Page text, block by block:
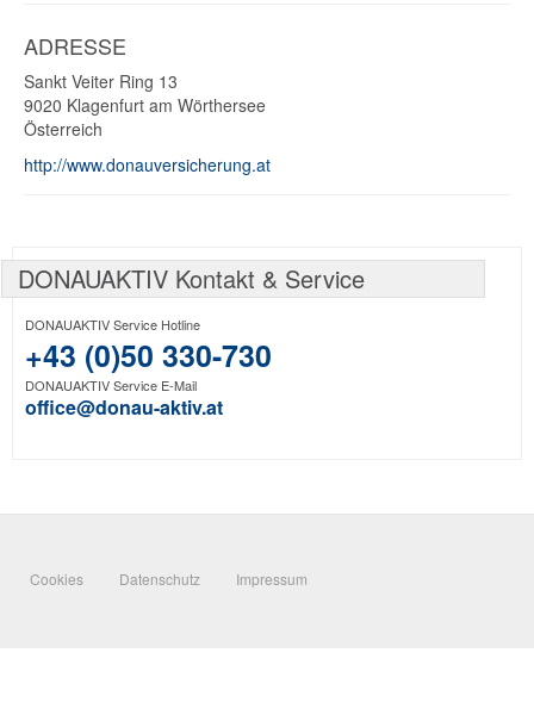
ADRESSE
Sankt Veiter Ring 13
9020 Klagenfurt am Wörthersee
Österreich
http://www.donauversicherung.at
DONAUAKTIV Kontakt & Service
DONAUAKTIV Service Hotline
+43 (0)50 330-730
DONAUAKTIV Service E-Mail
office@donau-aktiv.at
Cookies Datenschutz Impressum